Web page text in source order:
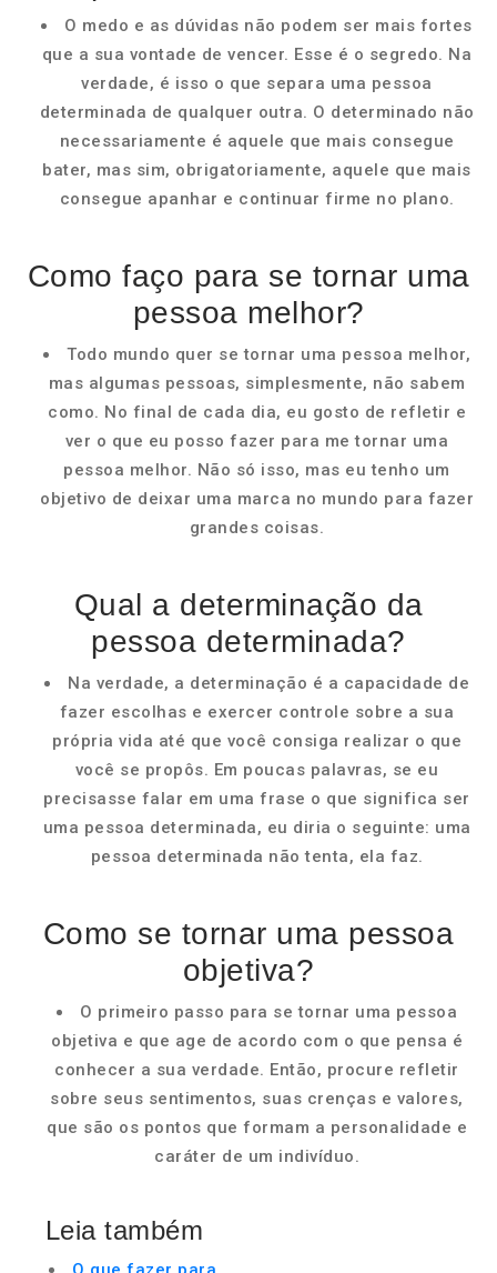
O medo e as dúvidas não podem ser mais fortes
que a sua vontade de vencer. Esse é o segredo. Na
verdade, é isso o que separa uma pessoa
determinada de qualquer outra. O determinado não
necessariamente é aquele que mais consegue
bater, mas sim, obrigatoriamente, aquele que mais
consegue apanhar e continuar firme no plano.
Como faço para se tornar uma
pessoa melhor?
Todo mundo quer se tornar uma pessoa melhor,
mas algumas pessoas, simplesmente, não sabem
como. No final de cada dia, eu gosto de refletir e
ver o que eu posso fazer para me tornar uma
pessoa melhor. Não só isso, mas eu tenho um
objetivo de deixar uma marca no mundo para fazer
grandes coisas.
Qual a determinação da
pessoa determinada?
Na verdade, a determinação é a capacidade de
fazer escolhas e exercer controle sobre a sua
própria vida até que você consiga realizar o que
você se propôs. Em poucas palavras, se eu
precisasse falar em uma frase o que significa ser
uma pessoa determinada, eu diria o seguinte: uma
pessoa determinada não tenta, ela faz.
Como se tornar uma pessoa
objetiva?
O primeiro passo para se tornar uma pessoa
objetiva e que age de acordo com o que pensa é
conhecer a sua verdade. Então, procure refletir
sobre seus sentimentos, suas crenças e valores,
que são os pontos que formam a personalidade e
caráter de um indivíduo.
Leia também